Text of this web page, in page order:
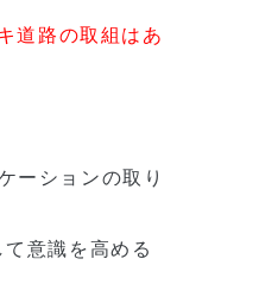
道路の取組はあ
ーションの取り
意識を高める